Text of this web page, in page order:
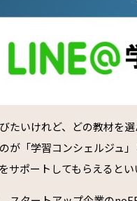
たいけれど、どの教材を
が「学習コンシェルジュ
サポートしてもらえるとい